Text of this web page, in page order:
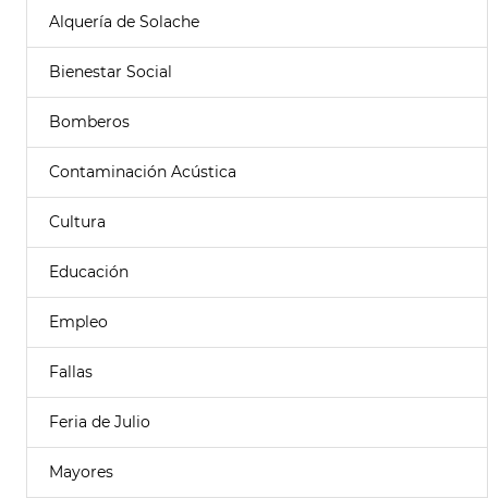
Alquería de Solache
Bienestar Social
Bomberos
Contaminación Acústica
Cultura
Educación
Empleo
Fallas
Feria de Julio
Mayores